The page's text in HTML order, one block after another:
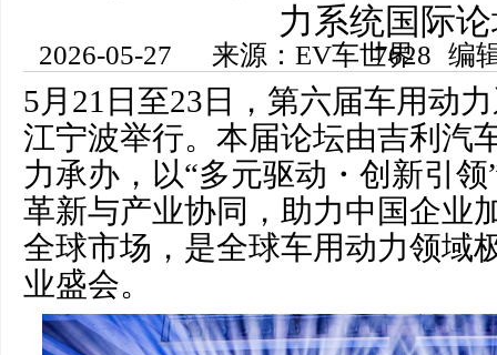
力系统国际
2026-05-27 来源：EV车世界 编辑：王希然 浏览量： 7628
5月21日至23日，第六届车用动
江宁波举行。本届论坛由吉利汽
力承办，以“多元驱动・创新引
革新与产业协同，助力中国企业
全球市场，是全球车用动力领域
业盛会。